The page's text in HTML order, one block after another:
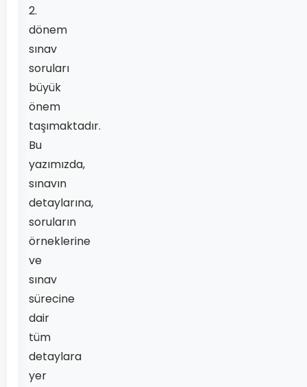
2.
dönem
sınav
soruları
büyük
önem
taşımaktadır.
Bu
yazımızda,
sınavın
detaylarına,
soruların
örneklerine
ve
sınav
sürecine
dair
tüm
detaylara
yer